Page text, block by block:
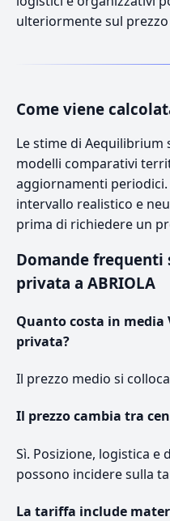
ulteriormente sul
Come viene
Le stime di
modelli comparativi
aggiornamenti periodici.
intervallo realistico e
prima di richiedere un
Domande frequenti
privata a ABRIOLA
Quanto costa in
privata?
Il prezzo medio si
Il prezzo cambia tra
Sì. Posizione, logistica
possono incidere sulla
La tariffa include